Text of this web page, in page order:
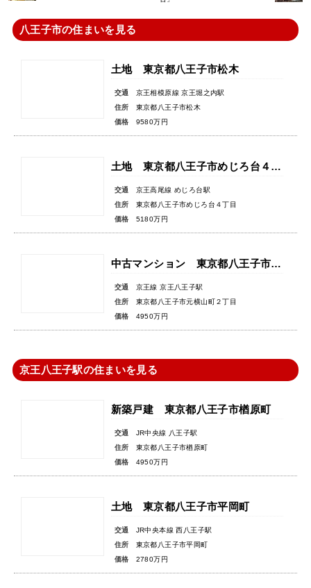
八王子市の住まいを見る
土地 東京都八王子市松木
交通
京王相模原線 京王堀之内駅
住所
東京都八王子市松木
価格
9580万円
土地 東京都八王子市めじろ台４丁目
交通
京王高尾線 めじろ台駅
住所
東京都八王子市めじろ台４丁目
価格
5180万円
中古マンション 東京都八王子市元横山町２丁目
交通
京王線 京王八王子駅
住所
東京都八王子市元横山町２丁目
価格
4950万円
京王八王子駅の住まいを見る
新築戸建 東京都八王子市楢原町
交通
JR中央線 八王子駅
住所
東京都八王子市楢原町
価格
4950万円
土地 東京都八王子市平岡町
交通
JR中央本線 西八王子駅
住所
東京都八王子市平岡町
価格
2780万円